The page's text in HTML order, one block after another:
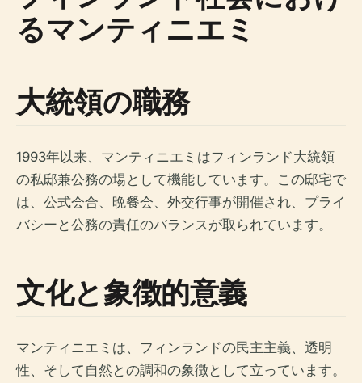
るマンティニエミ
大統領の職務
1993年以来、マンティニエミはフィンランド大統領
の私邸兼公務の場として機能しています。この邸宅で
は、公式会合、晩餐会、外交行事が開催され、プライ
バシーと公務の責任のバランスが取られています。
文化と象徴的意義
マンティニエミは、フィンランドの民主主義、透明
性、そして自然との調和の象徴として立っています。